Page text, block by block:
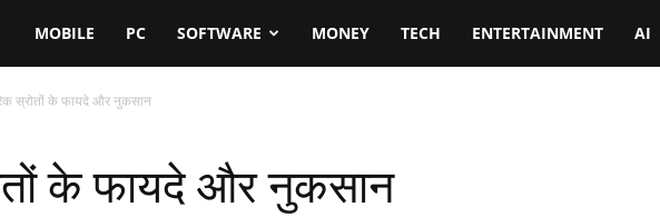
MOBILE PC SOFTWARE MONEY TECH ENTERTAINMENT AI
स्रोतों के फायदे और नुकसान
के फायदे और नुकसान